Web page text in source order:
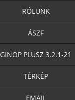
RÓLUNK
ÁSZF
GINOP PLUSZ 3.2.1-21
TÉRKÉP
EMAIL